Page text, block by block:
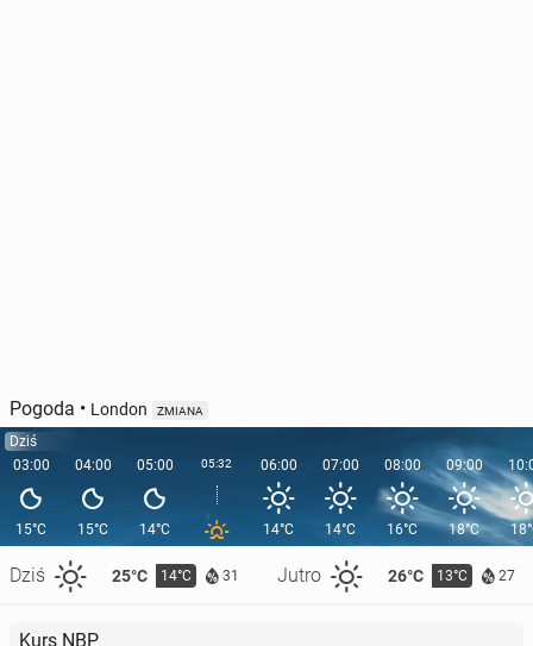
Pogoda • London ZMIANA
Dziś
03:00
15°C
Dziś 25°C 14°C 31 Jutro 26°C 13°C 27
04:00
15°C
05:00
14°C
05:32 06:00
14°C
07:00
14°C
08:00
16°C
09:00
18°C
Kurs NBP